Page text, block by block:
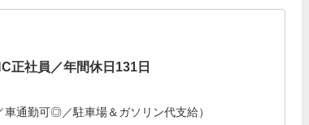
正社員／年間休日131日
車通勤可◎／駐車場＆ガソリン代支給）